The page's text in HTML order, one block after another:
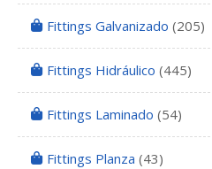
Fittings Galvanizado (205)
Fittings Hidráulico (445)
Fittings Laminado (54)
Fittings Planza (43)